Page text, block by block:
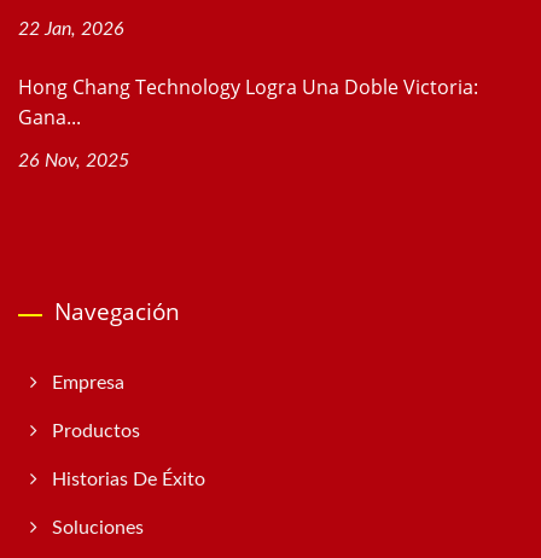
22 Jan, 2026
Hong Chang Technology Logra Una Doble Victoria:
Gana...
26 Nov, 2025
Navegación
Empresa
Productos
Historias De Éxito
Soluciones